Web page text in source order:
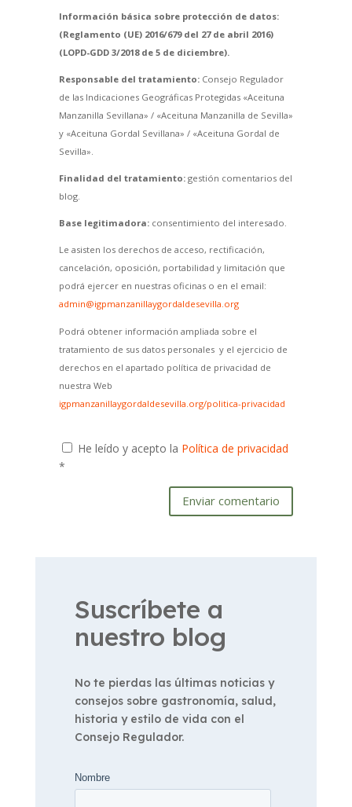
Información básica sobre protección de datos:
(Reglamento (UE) 2016/679 del 27 de abril 2016)
(LOPD-GDD 3/2018 de 5 de diciembre).
Responsable del tratamiento:Consejo Regulador
de las Indicaciones Geográficas Protegidas «Aceituna
Manzanilla Sevillana» / «Aceituna Manzanilla de Sevilla»
y «Aceituna Gordal Sevillana» / «Aceituna Gordal de
Sevilla».
Finalidad del tratamiento:gestión comentarios del
blog.
Base legitimadora:consentimiento del interesado.
Le asisten los derechos de acceso, rectificación,
cancelación, oposición, portabilidad y limitación que
podrá ejercer en nuestras oficinas o en el email:
admin@igpmanzanillaygordaldesevilla.org
Podrá obtener información ampliada sobre el
tratamiento de sus datos personales y el ejercicio de
derechos en el apartado política de privacidad de
nuestra Web
igpmanzanillaygordaldesevilla.org/politica-privacidad
He leído y acepto la Política de privacidad
*
Enviar comentario
Suscríbete a
nuestro blog
No te pierdas las últimas noticias y
consejos sobre gastronomía, salud,
historia y estilo de vida con el
Consejo Regulador.